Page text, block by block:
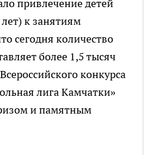
привлечение детей
к занятиям
сегодня количество
более 1,5 тысяч
конкурса
лига Камчатки»
и памятным